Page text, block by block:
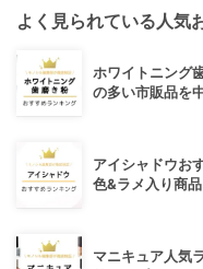
よく見られている人気
ホワイトニング
の多い市販品を
アイシャドウお
色&ラメ入り商品
マニキュア人気